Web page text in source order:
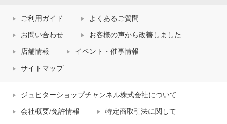
ご利用ガイド よくあるご質問
お問い合わせ お客様の声から改善しました
店舗情報 イベント・催事情報
サイトマップ
ジュピターショップチャンネル株式会社について
会社概要/免許情報 特定商取引法に関して